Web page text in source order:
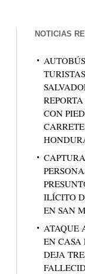
NOTICIAS
TURISTAS
CON
ILÍCITO
EN SAN
ATAQUE
EN CASA
DEJA